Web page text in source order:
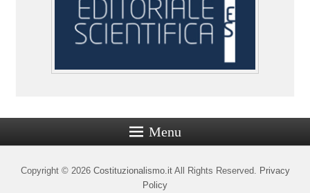
Menu
Copyright © 2026 Costituzionalismo.itAll Rights Reserved. Privacy
Policy